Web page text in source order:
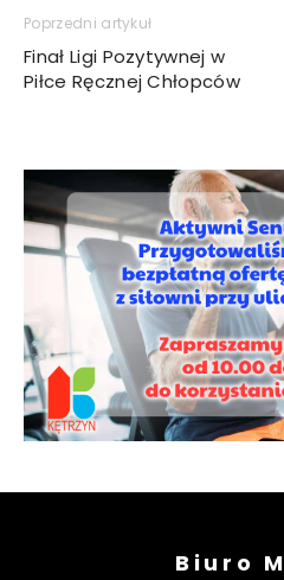
Poprzedni artykuł
Finał Ligi Pozytywnej w
Piłce Ręcznej Chłopców
Biuro